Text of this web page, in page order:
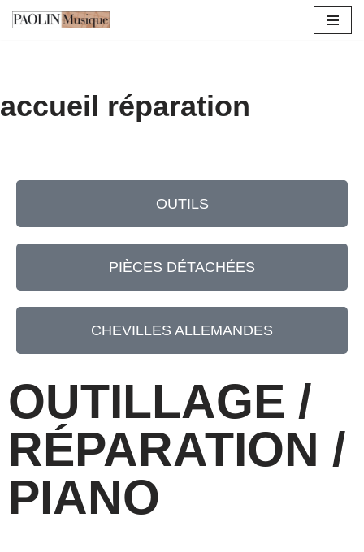
accueil réparation
OUTILS
PIÈCES DÉTACHÉES
CHEVILLES ALLEMANDES
OUTILLAGE /
RÉPARATION /
PIANO